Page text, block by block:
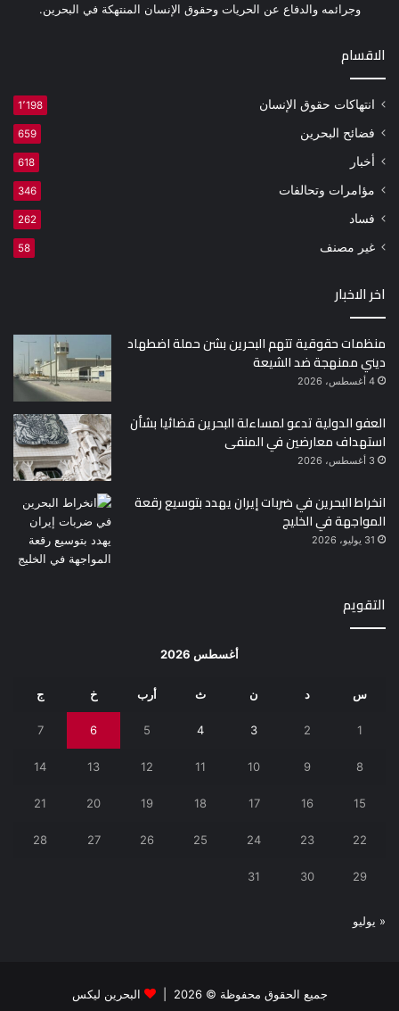
وجرائمه والدفاع عن الحريات وحقوق الإنسان المنتهكة في البحرين.
الاقسام
انتهاكات حقوق الإنسان 1٬198
فضائح البحرين 659
أخبار 618
مؤامرات وتحالفات 346
فساد 262
غير مصنف 58
اخر الاخبار
منظمات حقوقية تتهم البحرين بشن حملة اضطهاد
ديني ممنهجة ضد الشيعة
4 أغسطس، 2026
العفو الدولية تدعو لمساءلة البحرين قضائيا بشأن
استهداف معارضين في المنفى
3 أغسطس، 2026
انخراط البحرين في ضربات إيران يهدد بتوسيع رقعة
المواجهة في الخليج
31 يوليو، 2026
التقويم
أغسطس 2026
س د ن ث أرب خ ج
1
2
3
4
5
6
7
8
9
10
11
12
13
14
15
16
17
18
19
20
21
22
23
24
25
26
27
28
29
30
31
« يوليو
جميع الحقوق محفوظة © 2026 | البحرين ليكس